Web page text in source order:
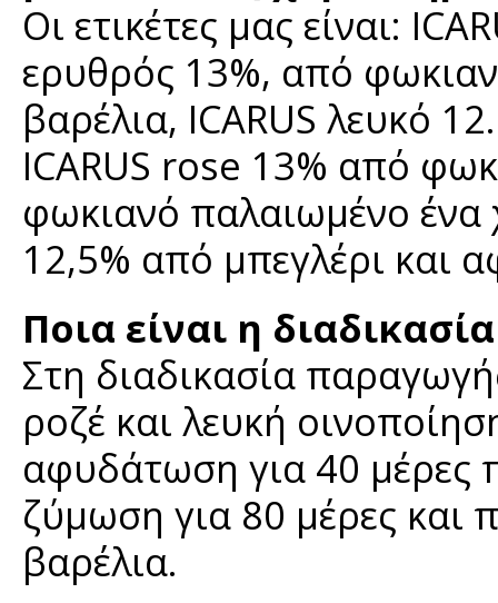
Οι ετικέτες μας είναι:
ερυθρός 13%, από
βαρέλια, ICARUS λευκό
ICARUS rose 13% από
φωκιανό παλαιωμένο ένα
12,5% από μπεγλέρι και
Ποια είναι η
Στη διαδικασία
ροζέ και λευκή
αφυδάτωση για 40 μέρες
ζύμωση για 80 μέρες και
βαρέλια.